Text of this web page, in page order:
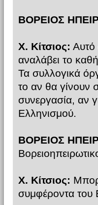
ΒΟΡΕΙΟΣ
Χ. Κίτσιος:
αναλάβει το
Τα συλλογικά
το αν θα γίνουν
συνεργασία, αν
Ελληνισμού.
ΒΟΡΕΙΟΣ
Χ. Κίτσιος:
συμφέροντα του